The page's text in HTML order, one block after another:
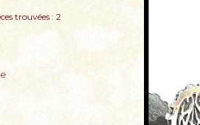
trouvées : 2